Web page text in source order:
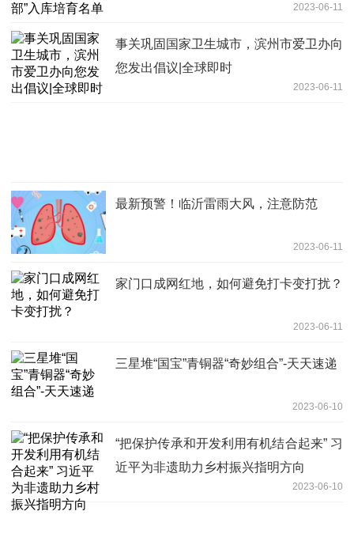
2023-06-11
事关巩固国家卫生城市，滨州市爱卫办向
您发出倡议|全球即时
2023-06-11
最新预警！临沂雷雨大风，注意防范
2023-06-11
家门口成网红地，如何避免打卡变打扰？
2023-06-11
三星堆“国宝”青铜器“奇妙组合”-天天速递
2023-06-10
“把保护传承和开发利用有机结合起来” 习
近平为非遗助力乡村振兴指明方向
2023-06-10